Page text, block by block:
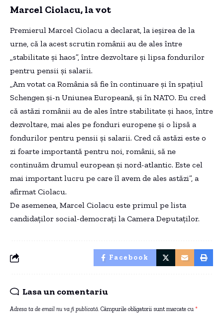
Marcel Ciolacu, la vot
Premierul Marcel Ciolacu a declarat, la ieșirea de la
urne, că la acest scrutin românii au de ales între
„stabilitate și haos”, între dezvoltare și lipsa fondurilor
pentru pensii și salarii.
„Am votat ca România să fie în continuare și în spațiul
Schengen și-n Uniunea Europeană, și în NATO. Eu cred
că astăzi românii au de ales între stabilitate și haos, între
dezvoltare, mai ales pe fonduri europene și o lipsă a
fondurilor pentru pensii și salarii. Cred că astăzi este o
zi foarte importantă pentru noi, românii, să ne
continuăm drumul european și nord-atlantic. Este cel
mai important lucru pe care îl avem de ales astăzi”, a
afirmat Ciolacu.
De asemenea, Marcel Ciolacu este primul pe lista
candidaților social-democrați la Camera Deputaților.
Facebook
Lasa un comentariu
Adresa ta de email nu va fi publicată. Câmpurile obligatorii sunt marcate cu *